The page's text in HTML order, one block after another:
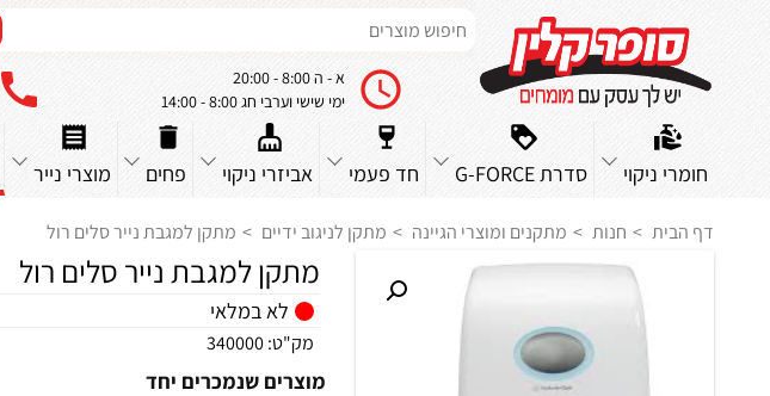
א - ה 8:00 - 20:00
ימי שישי וערבי חג 8:00 - 14:00
חומרי ניקוי סדרת G-FORCE חד פעמי אביזרי ניקוי פחים מוצרי נייר
דף הבית חנות מתקנים ומוצרי הגיינה מתקן לניגוב ידיים מתקן למגבת נייר סלים רול
מתקן למגבת נייר סלים רול
לא במלאי
מק"ט:340000
מוצרים שנמכרים יחד